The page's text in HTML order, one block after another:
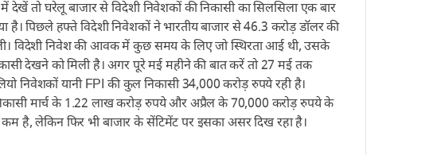
देखें तो घरेलू बाजार से विदेशी निवेशकों की निकासी का सिलसिला एक बार
है। पिछले हफ्ते विदेशी निवेशकों ने भारतीय बाजार से 46.3 करोड़ डॉलर की
विदेशी निवेश की आवक में कुछ समय के लिए जो स्थिरता आई थी, उसके
देखने को मिली है। अगर पूरे मई महीने की बात करें तो 27 मई तक
निवेशकों यानी FPI की कुल निकासी 34,000 करोड़ रुपये रही है।
मार्च के 1.22 लाख करोड़ रुपये और अप्रैल के 70,000 करोड़ रुपये के
है, लेकिन फिर भी बाजार के सेंटिमेंट पर इसका असर दिख रहा है।